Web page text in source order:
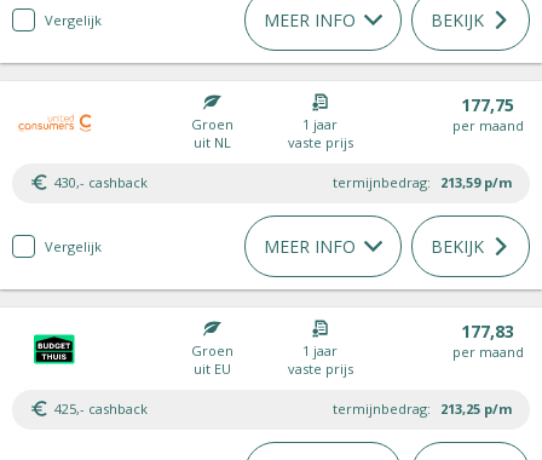
Vergelijk MEER INFO BEKIJK
Groen
uit NL
1 jaar
vaste prijs
177,75
per maand
430,- cashback termijnbedrag: 213,59 p/m
Vergelijk MEER INFO BEKIJK
Groen
uit EU
1 jaar
vaste prijs
177,83
per maand
425,- cashback termijnbedrag: 213,25 p/m